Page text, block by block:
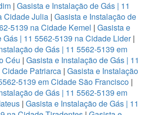
| Gasista e Instalação de Gás | 11
Cidade Julia | Gasista e Instalação de
5139 na Cidade Kemel | Gasista e
Gás | 11 5562-5139 na Cidade Lider|
de Gás | 11 5562-5139 em
Céu | Gasista e Instalação de Gás | 11
Patriarca| Gasista e Instalação
5139 em Cidade São Francisco |
de Gás | 11 5562-5139 em
| Gasista e Instalação de Gás | 11